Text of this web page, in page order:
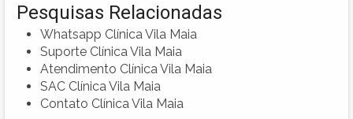
Pesquisas Relacionadas
Whatsapp Clínica Vila Maia
Suporte Clínica Vila Maia
Atendimento Clínica Vila Maia
SAC Clínica Vila Maia
Contato Clínica Vila Maia